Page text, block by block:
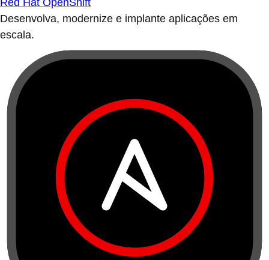
Red Hat OpenShift
Desenvolva, modernize e implante aplicações em
escala.